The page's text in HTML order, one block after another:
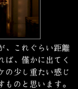
、これぐらい距離
ば、僅かに出てく
の少し重たい感じ
のと思います。